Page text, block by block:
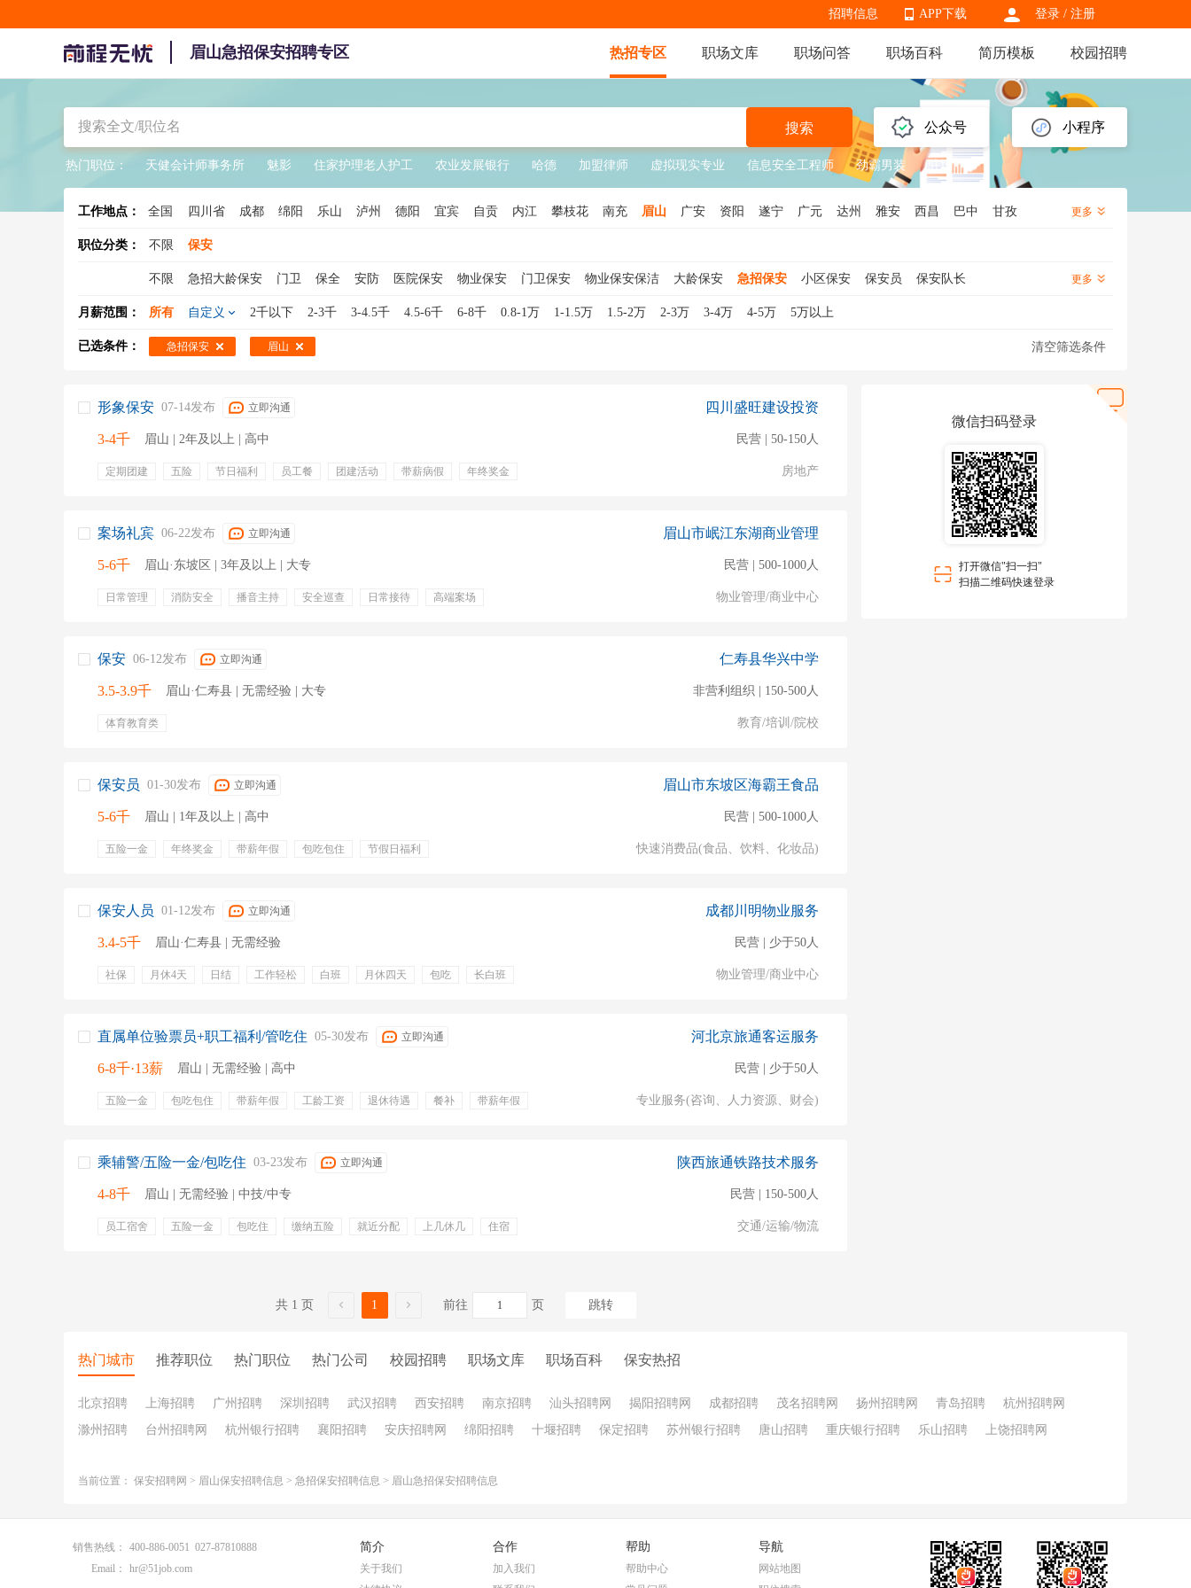
登录 / 注册
APP下载
APP下载
招聘信息
眉山急招保安招聘专区 热招专区 职场文库 职场问答 职场百科 简历模板 校园招聘
公众号 小程序
搜索
热门职位： 天健会计师事务所 魅影 住家护理老人护工 农业发展银行 哈德 加盟律师 虚拟现实专业 信息安全工程师 劲霸男装 驻场
工作地点： 全国 四川省 成都 绵阳 乐山 泸州 德阳 宜宾 自贡 内江 攀枝花 南充 眉山 广安 资阳 遂宁 广元 达州 雅安 西昌 巴中
甘孜
阿坝
更多
职位分类： 不限 保安
不限 急招大龄保安 门卫 保全 安防 医院保安 物业保安 门卫保安 物业保安保洁 大龄保安 急招保安 小区保安 保安员
保安队长
女保安
银行保安 临时工保安 学校保安 临时保安 工厂保安 校园保安 夜班保安 地铁保安 秩序维护员 幼儿园保安
更多
月薪范围： 所有 自定义 2千以下 2-3千 3-4.5千 4.5-6千 6-8千 0.8-1万 1-1.5万 1.5-2万 2-3万 3-4万 4-5万 5万以上
已选条件： 急招保安 眉山 清空筛选条件
形象保安 07-14发布 立即沟通
3-4千 眉山 | 2年及以上 | 高中
定期团建 五险 节日福利 员工餐 团建活动 带薪病假
年终奖金
四川盛旺建设投资
民营 | 50-150人
房地产
案场礼宾 06-22发布 立即沟通
5-6千 眉山·东坡区 | 3年及以上 | 大专
日常管理 消防安全 播音主持 安全巡查 日常接待
高端案场
眉山市岷江东湖商业管理
民营 | 500-1000人
物业管理/商业中心
保安 06-12发布 立即沟通
3.5-3.9千 眉山·仁寿县 | 无需经验 | 大专
体育教育类
仁寿县华兴中学
非营利组织 | 150-500人
教育/培训/院校
保安员 01-30发布 立即沟通
5-6千 眉山 | 1年及以上 | 高中
五险一金 年终奖金 带薪年假 包吃包住 节假日福利
眉山市东坡区海霸王食品
民营 | 500-1000人
快速消费品(食品、饮料、化妆品)
保安人员 01-12发布 立即沟通
3.4-5千 眉山·仁寿县 | 无需经验
社保 月休4天 日结 工作轻松 白班 月休四天 包吃
长白班
成都川明物业服务
民营 | 少于50人
物业管理/商业中心
直属单位验票员+职工福利/管吃住 05-30发布 立即沟通
6-8千·13薪 眉山 | 无需经验 | 高中
五险一金 包吃包住 带薪年假 工龄工资 退休待遇 餐补
带薪年假
河北京旅通客运服务
民营 | 少于50人
专业服务(咨询、人力资源、财会)
乘辅警/五险一金/包吃住 03-23发布 立即沟通
4-8千 眉山 | 无需经验 | 中技/中专
员工宿舍 五险一金 包吃住 缴纳五险 就近分配 上几休几
住宿
陕西旅通铁路技术服务
民营 | 150-500人
交通/运输/物流
共 1 页 1 前往 页 跳转
微信扫码登录
打开微信"扫一扫"
扫描二维码快速登录
热门城市 推荐职位 热门职位 热门公司 校园招聘 职场文库 职场百科 保安热招
北京招聘 上海招聘 广州招聘 深圳招聘 武汉招聘 西安招聘 南京招聘 汕头招聘网 揭阳招聘网 成都招聘 茂名招聘网 扬州招聘网 青岛招聘
杭州招聘网
滁州招聘
台州招聘网 杭州银行招聘 襄阳招聘 安庆招聘网 绵阳招聘 十堰招聘 保定招聘 苏州银行招聘 唐山招聘 重庆银行招聘 乐山招聘 上饶招聘网
当前位置： 保安招聘网 > 眉山保安招聘信息 > 急招保安招聘信息 > 眉山急招保安招聘信息
销售热线：
400-886-0051 027-87810888
Email：
hr@51job.com
简介
关于我们
合作
加入我们
帮助
帮助中心
导航
网站地图